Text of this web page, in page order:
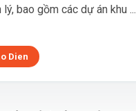
bao gồm các dự án khu ...
Dien